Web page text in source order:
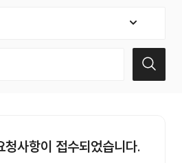
청사항이 접수되었습니다.